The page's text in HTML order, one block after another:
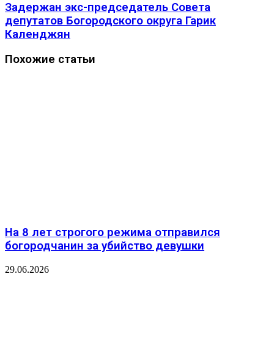
Задержан экс-председатель Совета
депутатов Богородского округа Гарик
Календжян
Похожие статьи
На 8 лет строгого режима отправился
богородчанин за убийство девушки
29.06.2026